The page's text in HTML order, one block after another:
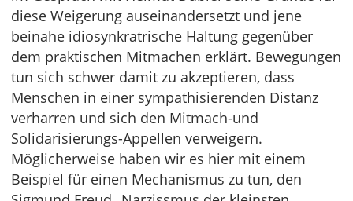
diese Weigerung auseinandersetzt und jene
beinahe idiosynkratrische Haltung gegenüber
dem praktischen Mitmachen erklärt. Bewegungen
tun sich schwer damit zu akzeptieren, dass
Menschen in einer sympathisierenden Distanz
verharren und sich den Mitmach-und
Solidarisierungs-Appellen verweigern.
Möglicherweise haben wir es hier mit einem
Beispiel für einen Mechanismus zu tun, den